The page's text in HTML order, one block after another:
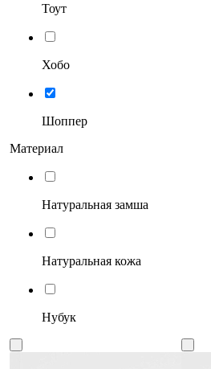
Тоут
Хобо
Шоппер
Материал
Натуральная замша
Натуральная кожа
Нубук